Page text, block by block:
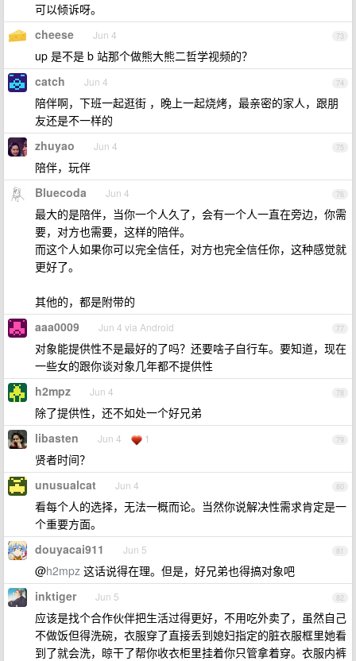
可以倾诉呀。
73
cheese Jun 4
up 是不是 b 站那个做熊大熊二哲学视频的？
74
catch Jun 4
陪伴啊，下班一起逛街 ，晚上一起烧烤，最亲密的家人，跟朋
友还是不一样的
75
zhuyao Jun 4
陪伴，玩伴
76
Bluecoda Jun 4
最大的是陪伴，当你一个人久了，会有一个人一直在旁边，你需
要，对方也需要，这样的陪伴。
而这个人如果你可以完全信任，对方也完全信任你，这种感觉就
更好了。
其他的，都是附带的
77
aaa0009 Jun 4 via Android
对象能提供性不是最好的了吗？还要啥子自行车。要知道，现在
一些女的跟你谈对象几年都不提供性
78
h2mpz Jun 4
除了提供性，还不如处一个好兄弟
79
libasten Jun 4 1
贤者时间？
80
unusualcat Jun 4
看每个人的选择，无法一概而论。当然你说解决性需求肯定是一
个重要方面。
81
douyacai911 Jun 5
@h2mpz 这话说得在理。但是，好兄弟也得搞对象吧
82
inktiger Jun 5
应该是找个合作伙伴把生活过得更好，不用吃外卖了，虽然自己
不做饭但得洗碗，衣服穿了直接丢到媳妇指定的脏衣服框里她看
到了就会洗，晾干了帮你收衣柜里挂着你只管拿着穿。衣服内裤